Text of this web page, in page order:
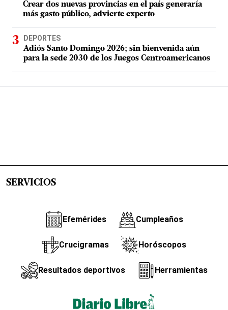
Crear dos nuevas provincias en el país generaría
más gasto público, advierte experto
DEPORTES
Adiós Santo Domingo 2026; sin bienvenida aún
para la sede 2030 de los Juegos Centroamericanos
SERVICIOS
Efemérides Cumpleaños
Crucigramas Horóscopos
Resultados deportivos Herramientas